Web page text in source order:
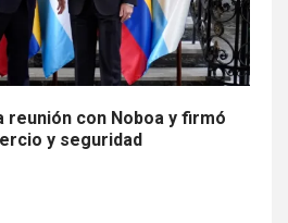
reunión con Noboa y firmó
y seguridad